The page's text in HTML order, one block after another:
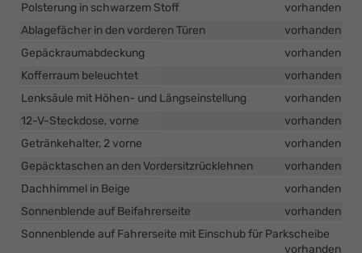
Polsterung in schwarzem Stoff
vorhanden
Ablagefächer in den vorderen Türen
vorhanden
Gepäckraumabdeckung
vorhanden
Kofferraum beleuchtet
vorhanden
Lenksäule mit Höhen- und Längseinstellung
vorhanden
12-V-Steckdose, vorne
vorhanden
Getränkehalter, 2 vorne
vorhanden
Gepäcktaschen an den Vordersitzrücklehnen
vorhanden
Dachhimmel in Beige
vorhanden
Sonnenblende auf Beifahrerseite
vorhanden
Sonnenblende auf Fahrerseite mit Einschub für Parkscheibe
vorhanden